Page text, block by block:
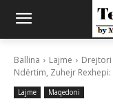
Ballina Lajme
Ndërtim, Zuhejr
Lajme Maqedoni